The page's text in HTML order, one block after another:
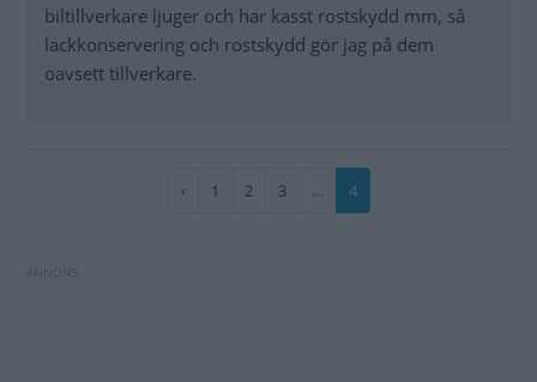
biltillverkare ljuger och har kasst rostskydd mm, så
lackkonservering och rostskydd gör jag på dem
oavsett tillverkare.
Föregående
‹ Sida
1 Sida
2 Sida
3
Nuvarande
4